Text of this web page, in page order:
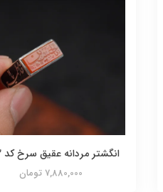
انگشتر مردانه عقیق سرخ کد 1293
7,880,000 تومان